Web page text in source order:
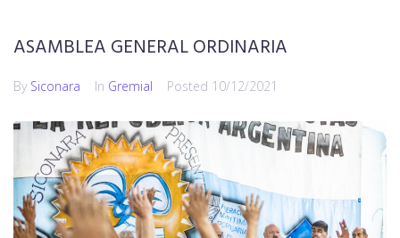
ASAMBLEA GENERAL ORDINARIA
By Siconara In Gremial Posted 10/12/2021